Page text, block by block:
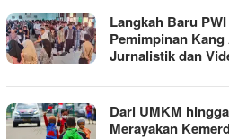
Langkah Baru
Pemimpinan
Jurnalistik dan
Dari UMKM
Merayakan